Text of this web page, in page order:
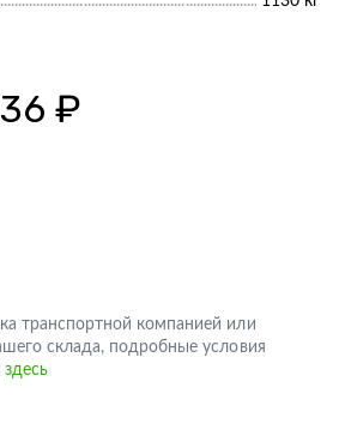
₽
транспортной компанией или
склада, подробные условия
здесь